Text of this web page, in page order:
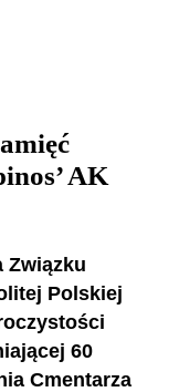
AK
Związku
Polskiej
60
Cmentarza